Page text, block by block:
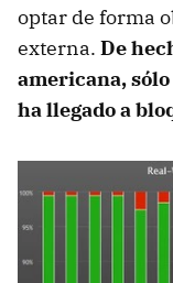
optar de forma
externa. De
americana,
ha llegado a